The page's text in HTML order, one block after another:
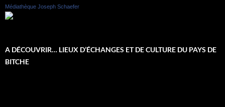
Médiathèque Joseph Schaefer
A DÉCOUVRIR… LIEUX D’ÉCHANGES ET DE CULTURE DU PAYS DE
BITCHE